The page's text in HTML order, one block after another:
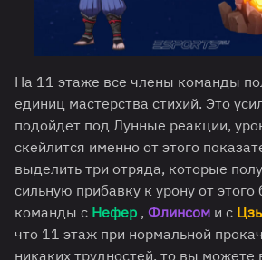
На 11 этаже все члены команды
единиц мастерства стихий. Это
подойдет под Лунные реакции,
скейлится именно от этого
выделить три отряда, которые
сильную прибавку к урону от
команды с Нефер , Флинсом и с
что 11 этаж при нормальной
никаких трудностей, то вы можете